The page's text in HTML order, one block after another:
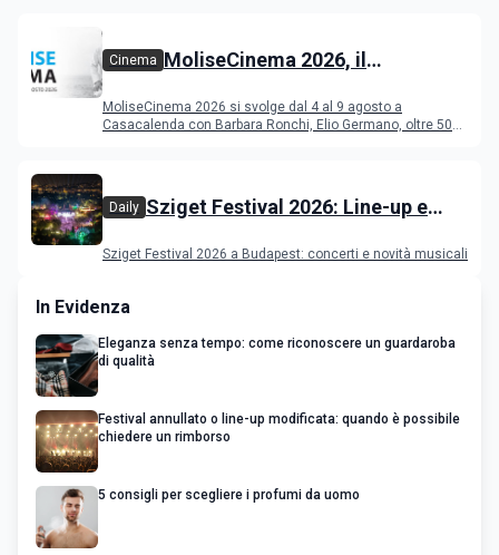
Cinema MoliseCinema 2026, il
MoliseCinema 2026 si svolge dal 4 al 9 agosto a
Casacalenda con Barbara Ronchi, Elio Germano, oltre 50
Daily Sziget Festival 2026: Line-up e
Sziget Festival 2026 a Budapest: concerti e novità musicali
In Evidenza
Eleganza senza tempo: come riconoscere un guardaroba
di qualità
Festival annullato o line-up modificata: quando è possibile
chiedere un rimborso
5 consigli per scegliere i profumi da uomo